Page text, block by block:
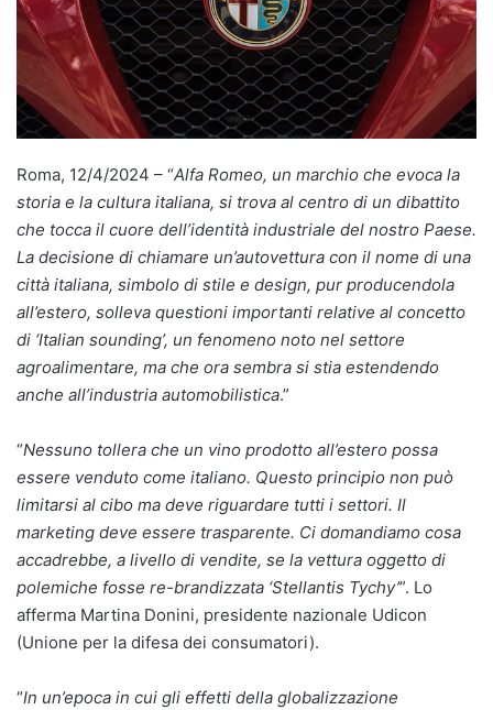
Roma, 12/4/2024 – “Alfa Romeo, un marchio che evoca la
storia e la cultura italiana, si trova al centro di un dibattito
che tocca il cuore dell’identità industriale del nostro Paese.
La decisione di chiamare un’autovettura con il nome di una
città italiana, simbolo di stile e design, pur producendola
all’estero, solleva questioni importanti relative al concetto
di ‘Italian sounding’, un fenomeno noto nel settore
agroalimentare, ma che ora sembra si stia estendendo
anche all’industria automobilistica.”
“Nessuno tollera che un vino prodotto all’estero possa
essere venduto come italiano. Questo principio non può
limitarsi al cibo ma deve riguardare tutti i settori. Il
marketing deve essere trasparente. Ci domandiamo cosa
accadrebbe, a livello di vendite, se la vettura oggetto di
polemiche fosse re-brandizzata ‘Stellantis Tychy’”. Lo
afferma Martina Donini, presidente nazionale Udicon
(Unione per la difesa dei consumatori).
“In un’epoca in cui gli effetti della globalizzazione